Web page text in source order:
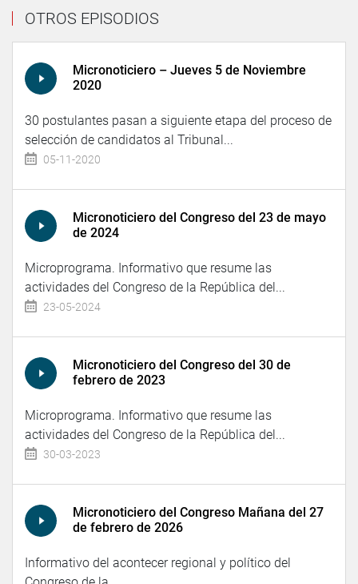
OTROS EPISODIOS
Micronoticiero – Jueves 5 de Noviembre
2020
30 postulantes pasan a siguiente etapa del proceso de
selección de candidatos al Tribunal...
05-11-2020
Micronoticiero del Congreso del 23 de mayo
de 2024
Microprograma. Informativo que resume las
actividades del Congreso de la República del...
23-05-2024
Micronoticiero del Congreso del 30 de
febrero de 2023
Microprograma. Informativo que resume las
actividades del Congreso de la República del...
30-03-2023
Micronoticiero del Congreso Mañana del 27
de febrero de 2026
Informativo del acontecer regional y político del